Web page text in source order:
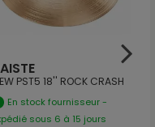
PST5 18'' ROCK CRASH
En stock fournisseur -
sous 6 à 15 jours